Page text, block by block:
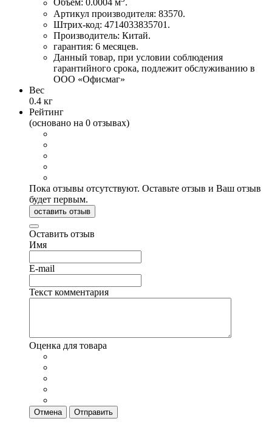
Объем: 0.0004 м .
Артикул производителя: 83570.
Штрих-код: 4714033835701.
Производитель: Китай.
гарантия: 6 месяцев.
Данный товар, при условии соблюдения
гарантийного срока, подлежит обслуживанию в
ООО «Офисмаг»
Вес
0.4 кг
Рейтинг
(основано на 0 отзывах)
Пока отзывы отсутствуют. Оставьте отзыв и Ваш отзыв
будет первым.
оставить отзыв
Оставить отзыв
Имя
E-mail
Текст комментария
Оценка для товара
Отмена Отправить